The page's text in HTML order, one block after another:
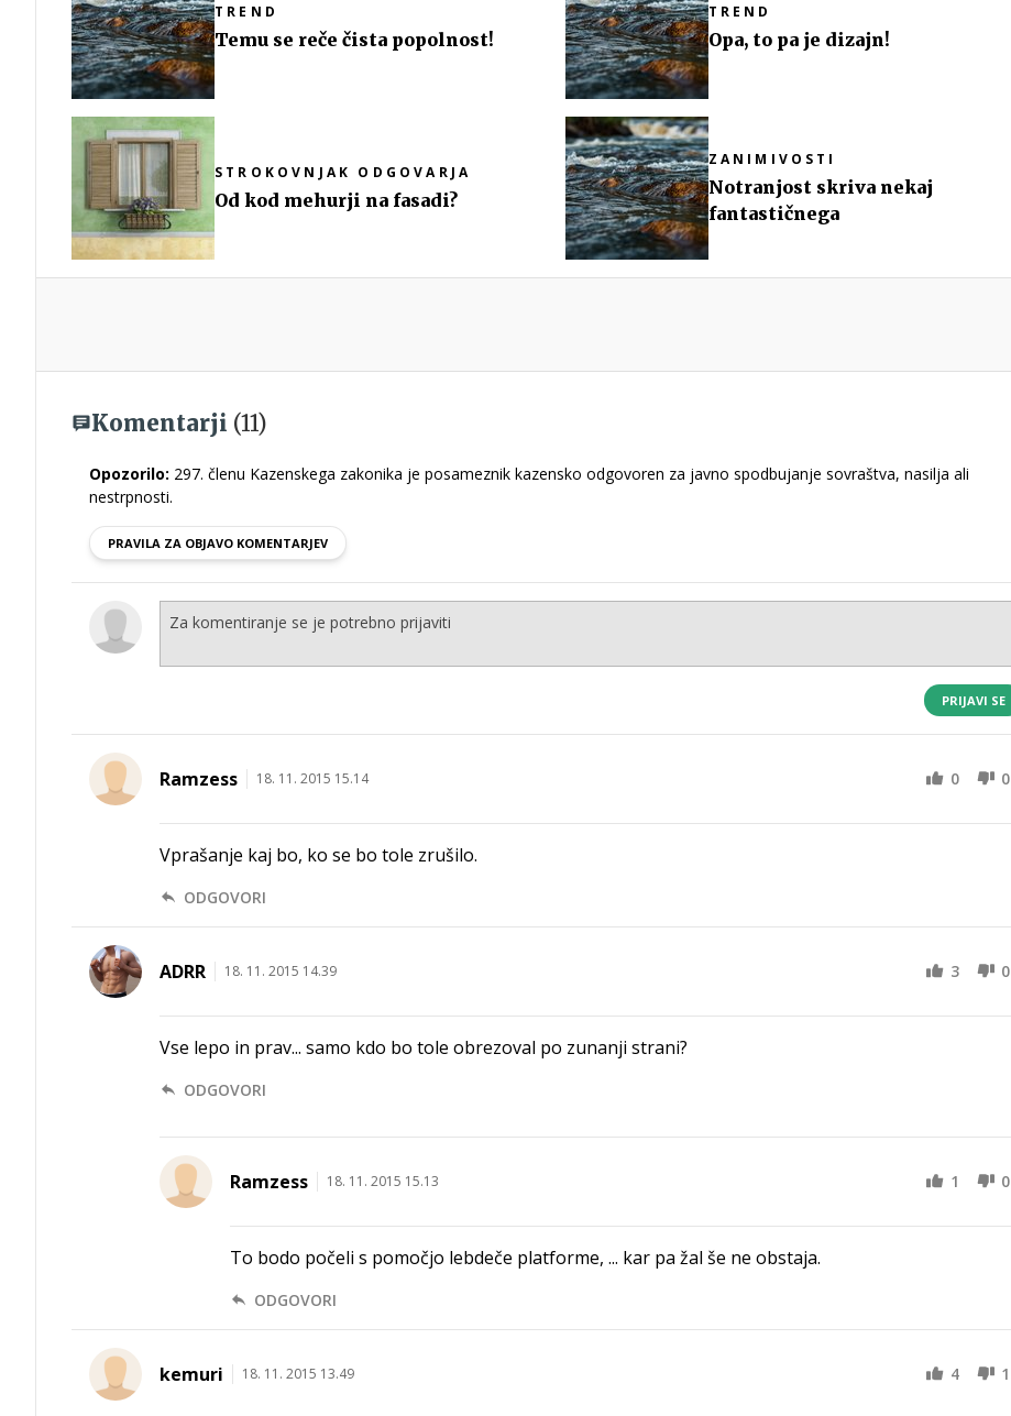
TREND
Temu se reče čista popolnost!
TREND
Opa, to pa je dizajn!
STROKOVNJAK ODGOVARJA
Od kod mehurji na fasadi?
ZANIMIVOSTI
Notranjost skriva nekaj
fantastičnega
Komentarji (11)
Opozorilo: 297. členu Kazenskega zakonika je posameznik kazensko odgovoren za javno spodbujanje sovraštva, nasilja ali
nestrpnosti.
PRAVILA ZA OBJAVO KOMENTARJEV
PRIJAVI SE
Ramzess 18. 11. 2015 15.14 0 0
Vprašanje kaj bo, ko se bo tole zrušilo.
ODGOVORI
ADRR 18. 11. 2015 14.39 3 0
Vse lepo in prav... samo kdo bo tole obrezoval po zunanji strani?
ODGOVORI
Ramzess 18. 11. 2015 15.13 1 0
To bodo počeli s pomočjo lebdeče platforme, ... kar pa žal še ne obstaja.
ODGOVORI
kemuri 18. 11. 2015 13.49 4 1